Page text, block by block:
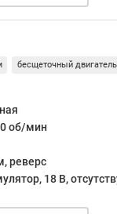
бесщеточный двигатель
об/мин
реверс
18 В,